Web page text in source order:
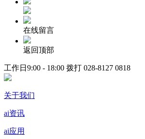
在线留言
返回顶部
工作日9:00 - 18:00 拨打 028-8127 0818
关于我们
ai资讯
ai应用